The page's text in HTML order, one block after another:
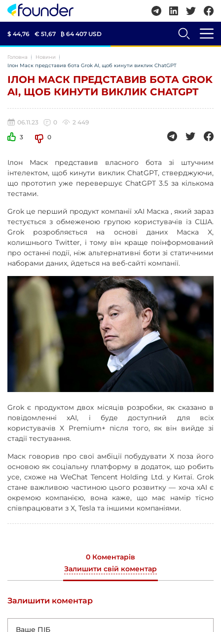
$ 44,76 € 51,67 ₿ 64 407 USD
Головна
Новини
Ілон Маск представив бота Grok AI, щоб кинути виклик ChatGPT
ІЛОН МАСК ПРЕДСТАВИВ БОТА GROK
AI, ЩОБ КИНУТИ ВИКЛИК CHATGPT
06.11.23 0
2 449
3
0
Ілон Маск представив власного бота зі штучним
інтелектом, щоб кинути виклик ChatGPT, стверджуючи,
що прототип уже перевершує ChatGPT 3.5 за кількома
тестами.
Grok це перший продукт компанії xAI Маска , який зараз
тестується з обмеженою групою користувачів із США.
Grok розробляється на основі даних Маска X,
колишнього Twitter, і тому він краще поінформований
про останні події, ніж альтернативні боти зі статичними
наборами даних, йдеться на веб-сайті компанії.
Grok є продуктом двох місяців розробки, як сказано в
повідомленні xAI, і буде доступний для всіх
користувачів X Premium+ після того, як він вийде зі
стадії тестування.
Маск говорив про свої амбіції побудувати X поза його
основою як соціальну платформу в додаток, що робить
усе, схоже на WeChat Tencent Holding Ltd. у Китаї. Grok
стане важливою частиною цього розвитку — хоча xAI є
окремою компанією, вона каже, що має намір тісно
співпрацювати з X, Tesla та іншими компаніями.
0 Коментарів
Залишити свій коментар
Залишити коментар